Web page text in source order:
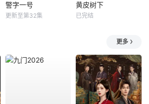
警字一号
更新至第32集
黄皮树下
已完结
更多